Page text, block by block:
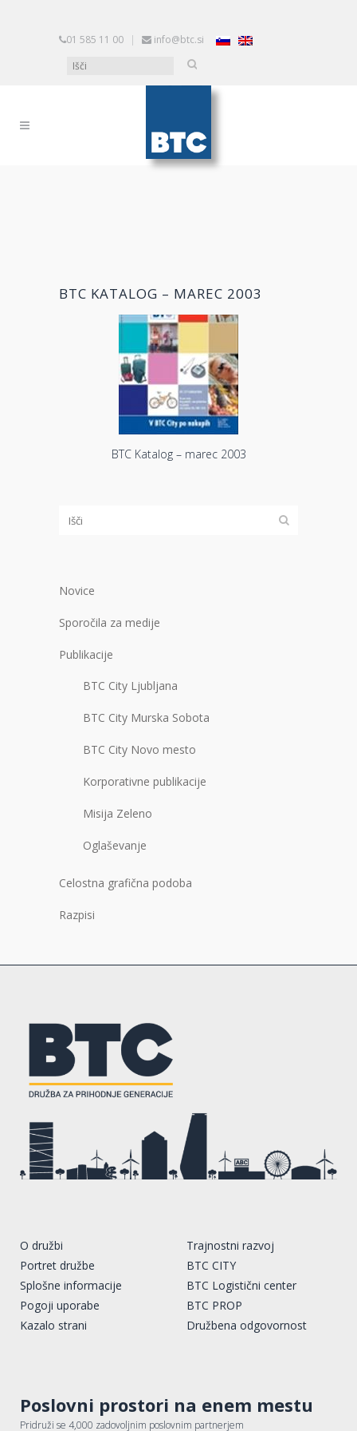
01 585 11 00 | info@btc.si
BTC KATALOG – MAREC 2003
BTC Katalog – marec 2003
Novice
Sporočila za medije
Publikacije
BTC City Ljubljana
BTC City Murska Sobota
BTC City Novo mesto
Korporativne publikacije
Misija Zeleno
Oglaševanje
Celostna grafična podoba
Razpisi
O družbi
Portret družbe
Splošne informacije
Pogoji uporabe
Kazalo strani
Trajnostni razvoj
BTC CITY
BTC Logistični center
BTC PROP
Družbena odgovornost
Poslovni prostori na enem mestu
Pridruži se 4,000 zadovoljnim poslovnim partnerjem